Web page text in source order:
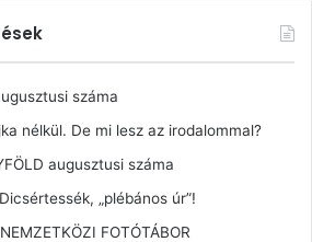
száma
nélkül. De mi lesz az irodalommal?
augusztusi száma
„plébános úr”!
FOTÓTÁBOR